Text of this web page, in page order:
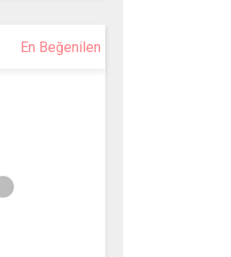
En Beğenilen